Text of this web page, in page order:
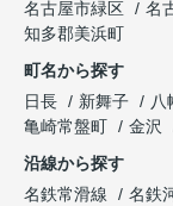
名古屋市緑区
名
知多郡美浜町
町名から探す
日長
新舞子 八
亀崎常盤町
金沢
沿線から探す
名鉄常滑線
名鉄